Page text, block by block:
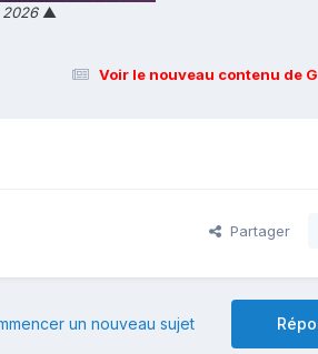
▲
Voir le nouveau contenu de
Partager
un nouveau sujet